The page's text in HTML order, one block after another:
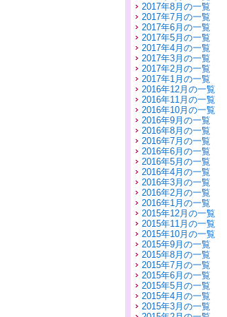
2017年8月の一覧
2017年7月の一覧
2017年6月の一覧
2017年5月の一覧
2017年4月の一覧
2017年3月の一覧
2017年2月の一覧
2017年1月の一覧
2016年12月の一覧
2016年11月の一覧
2016年10月の一覧
2016年9月の一覧
2016年8月の一覧
2016年7月の一覧
2016年6月の一覧
2016年5月の一覧
2016年4月の一覧
2016年3月の一覧
2016年2月の一覧
2016年1月の一覧
2015年12月の一覧
2015年11月の一覧
2015年10月の一覧
2015年9月の一覧
2015年8月の一覧
2015年7月の一覧
2015年6月の一覧
2015年5月の一覧
2015年4月の一覧
2015年3月の一覧